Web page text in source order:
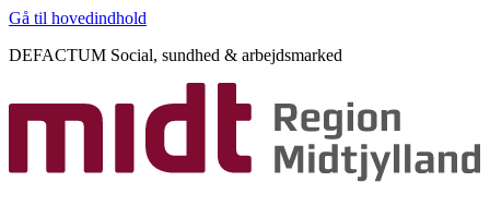
Gå til hovedindhold
DEFACTUM Social, sundhed & arbejdsmarked